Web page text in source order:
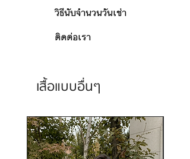
วิธีนับจำนวนวันเช่า
ติดต่อเรา
เสื้อแบบอื่นๆ